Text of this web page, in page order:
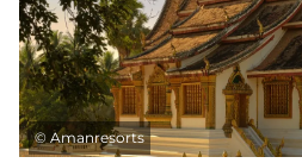
© Amanresorts